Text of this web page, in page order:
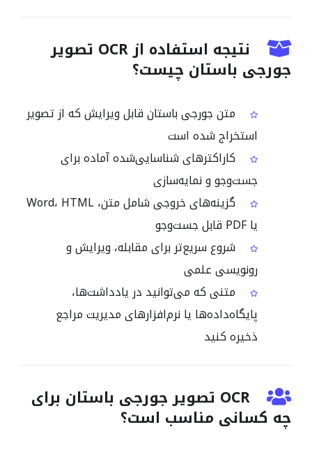
نتیجه استفاده از OCR تصویر
جورجی باستان چیست؟
متن جورجی باستان قابل ویرایش که از تصویر
استخراج شده است
کاراکترهای شناسایی‌شده آماده برای
جست‌وجو و نمایه‌سازی
گزینه‌های خروجی شامل متن، Word، HTML
یا PDF قابل جست‌وجو
شروع سریع‌تر برای مقابله، ویرایش و
رونویسی علمی
متنی که می‌توانید در یادداشت‌ها،
پایگاه‌داده‌ها یا نرم‌افزارهای مدیریت مراجع
ذخیره کنید
OCR تصویر جورجی باستان برای
چه کسانی مناسب است؟